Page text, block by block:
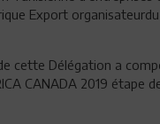
Export
cette Délégation a
CANADA 2019 étape